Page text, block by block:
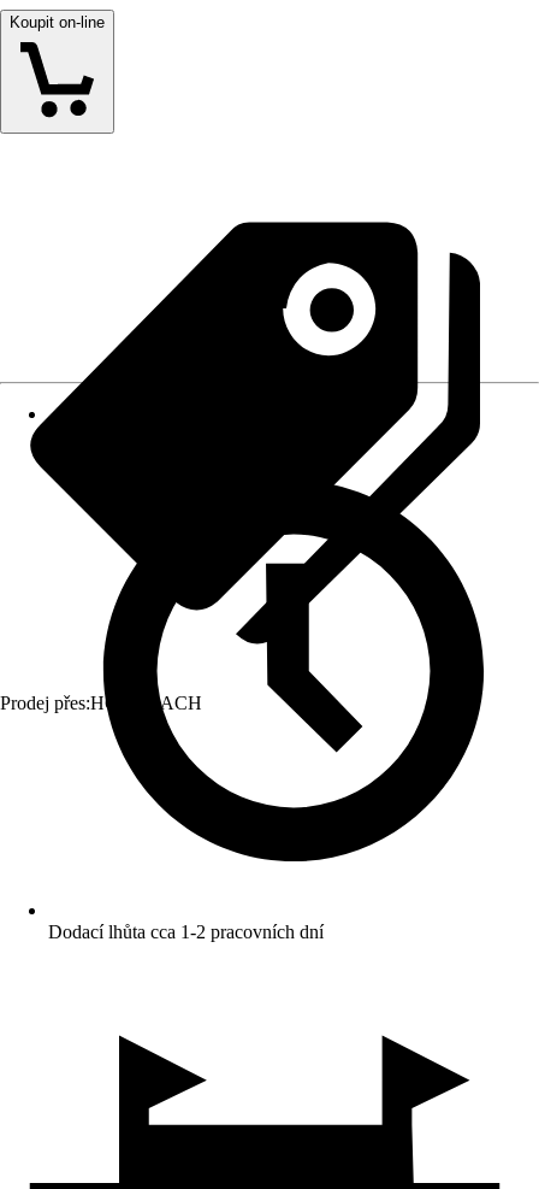
Koupit on-line
Prodej přes:HORNBACH
Dodací lhůta cca 1-2 pracovních dní